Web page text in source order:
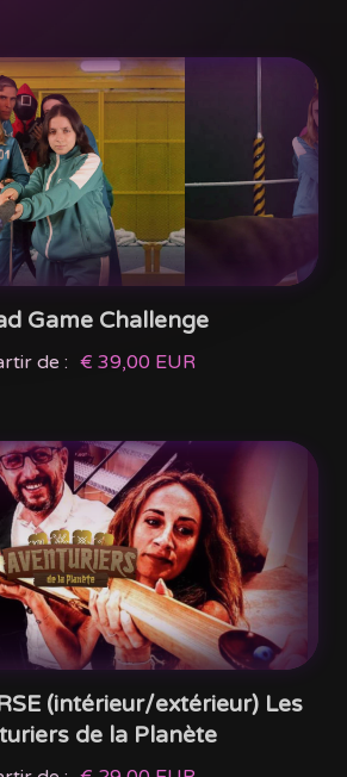
Game Challenge
de : € 39,00 EUR
(intérieur/extérieur) Les
de la Planète